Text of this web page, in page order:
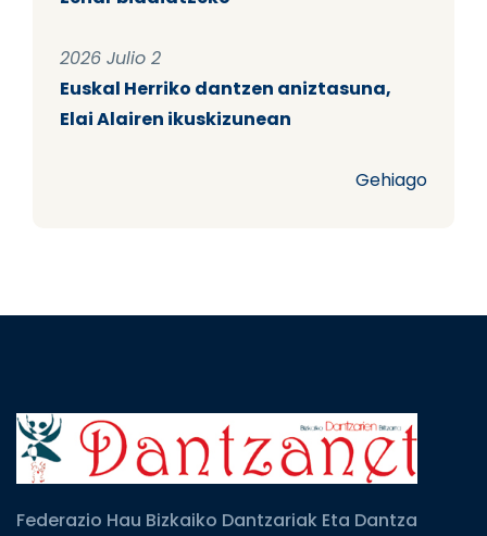
2026 Julio 2
Euskal Herriko dantzen aniztasuna,
Elai Alairen ikuskizunean
Gehiago
Federazio Hau Bizkaiko Dantzariak Eta Dantza